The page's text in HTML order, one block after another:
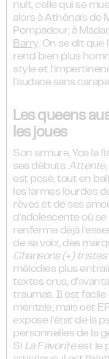
nuit, celle qui se
alors à Athénaïs de
Pompadour, à
Barry. On se dit que
rend bien plus
style et
l’audace sans
Les queens
les joues
Son armure, Yoa la
ses débuts. Attente
est posé, tout en
les larmes lourdes
rêves et de ses
d’adolescente où
renferme déjà
de sa voix, des
Chansons (+) tristes
mélodies plus
textes crus,
traumas. Il est
mentale, mais cet
expose l’état de la
personnelles de la
Si La Favoriteest le